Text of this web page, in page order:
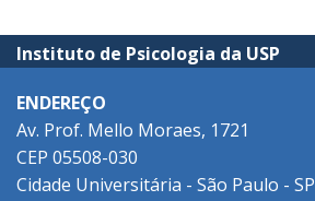
Instituto de Psicologia da USP
ENDEREÇO
Av. Prof. Mello Moraes, 1721
CEP 05508-030
Cidade Universitária - São Paulo - SP